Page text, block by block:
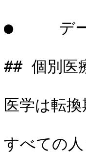
●     デー
## 個別医
医学は転
すべての